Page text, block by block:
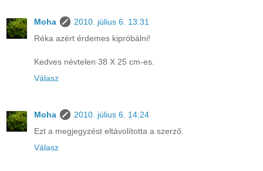
Moha
2010. július 6. 13:31
Réka azért érdemes kipróbálni!
Kedves névtelen 38 X 25 cm-es.
Válasz
Moha
2010. július 6. 14:24
Ezt a megjegyzést eltávolította a szerző.
Válasz